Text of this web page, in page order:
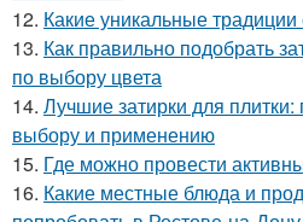
12. Какие уникальные традиции
13. Как правильно подобрать
по выбору цвета
14. Лучшие затирки для
выбору и применению
15. Где можно провести
16. Какие местные блюда и